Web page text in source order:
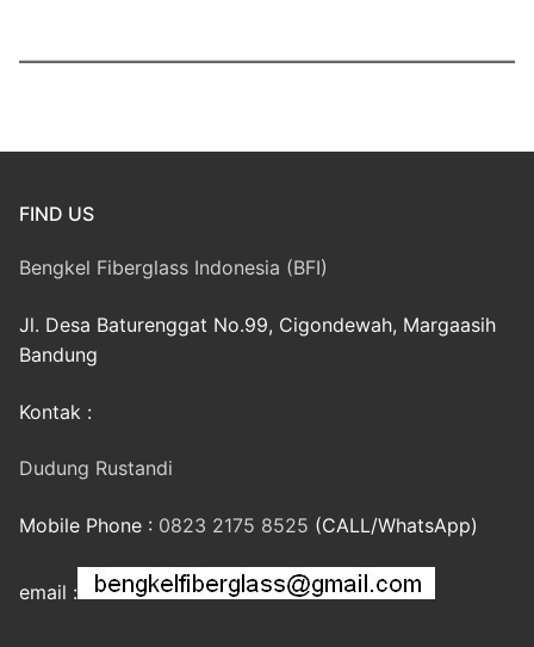
FIND US
Bengkel Fiberglass Indonesia (BFI)
Jl. Desa Baturenggat No.99, Cigondewah, Margaasih
Bandung
Kontak :
Dudung Rustandi
Mobile Phone : 0823 2175 8525 (CALL/WhatsApp)
email :